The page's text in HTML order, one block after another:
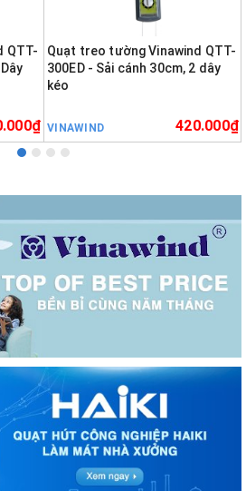
QTT-
Quạt treo tường Vinawind QTT-
300ED - Sải cánh 30cm, 2 dây
kéo
VINAWIND 420.000₫